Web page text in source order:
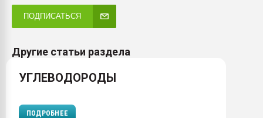
ПОДПИСАТЬСЯ
Другие статьи раздела
УГЛЕВОДОРОДЫ
ПОДРОБНЕЕ